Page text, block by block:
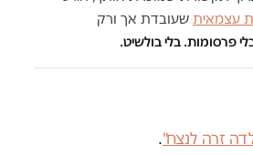
עצמאית שעובדת אך ורק
פרסומות. בלי בולשיט.
זרה לנצח".